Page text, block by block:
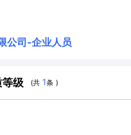
公司 -企业人员
等级 (共 1条 )